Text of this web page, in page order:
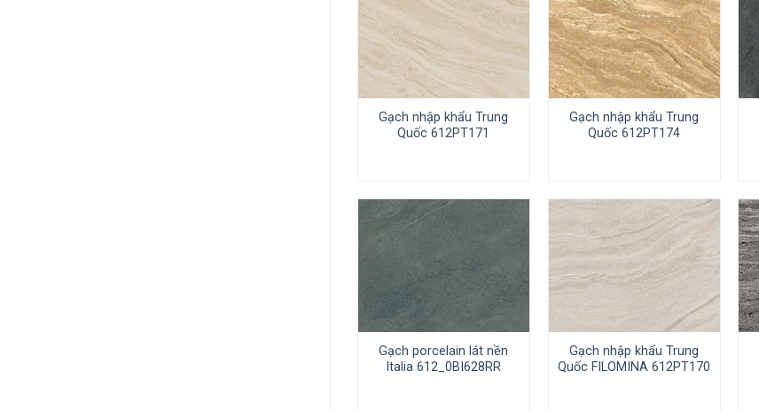
Gạch nhập khẩu Trung
Quốc 612PT171
Gạch nhập khẩu Trung
Quốc 612PT174
Gạch porcelain lát nền
Italia 612_0BI628RR
Gạch nhập khẩu Trung
Quốc FILOMINA 612PT170